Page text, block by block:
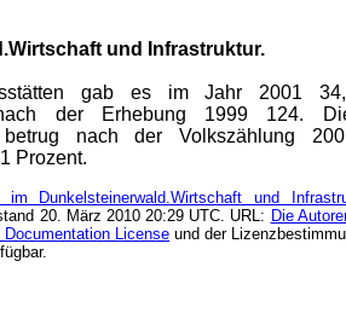
und Infrastruktur.
gab es im Jahr 2001
nach der Erhebung 1999 124.
betrug nach der Volkszählung
Prozent.
im Dunkelsteinerwald.Wirtschaft und
20. März 2010 20:29 UTC. URL: Die
Documentation License und der